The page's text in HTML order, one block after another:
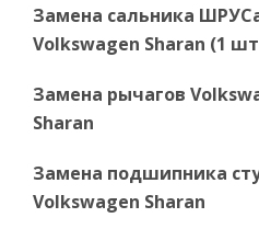
Замена сальника
Volkswagen Sharan (1
Замена рычагов
Sharan
Замена подшипника
Volkswagen Sharan